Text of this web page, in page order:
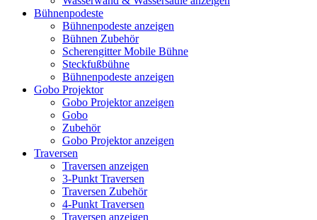
Bühnenpodeste
Bühnenpodeste anzeigen
Bühnen Zubehör
Scherengitter Mobile Bühne
Steckfußbühne
Bühnenpodeste anzeigen
Gobo Projektor
Gobo Projektor anzeigen
Gobo
Zubehör
Gobo Projektor anzeigen
Traversen
Traversen anzeigen
3-Punkt Traversen
Traversen Zubehör
4-Punkt Traversen
Traversen anzeigen